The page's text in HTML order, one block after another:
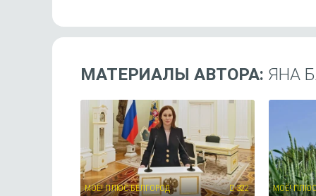
МАТЕРИАЛЫ АВТОРА: ЯНА
МОЁ! ПЛЮС БЕЛГОРОД 322 МОЁ!